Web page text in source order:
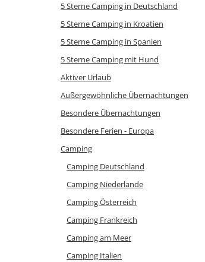
5 Sterne Camping in Deutschland
5 Sterne Camping in Kroatien
5 Sterne Camping in Spanien
5 Sterne Camping mit Hund
Aktiver Urlaub
Außergewöhnliche Übernachtungen
Besondere Übernachtungen
Besondere Ferien - Europa
Camping
Camping Deutschland
Camping Niederlande
Camping Österreich
Camping Frankreich
Camping am Meer
Camping Italien